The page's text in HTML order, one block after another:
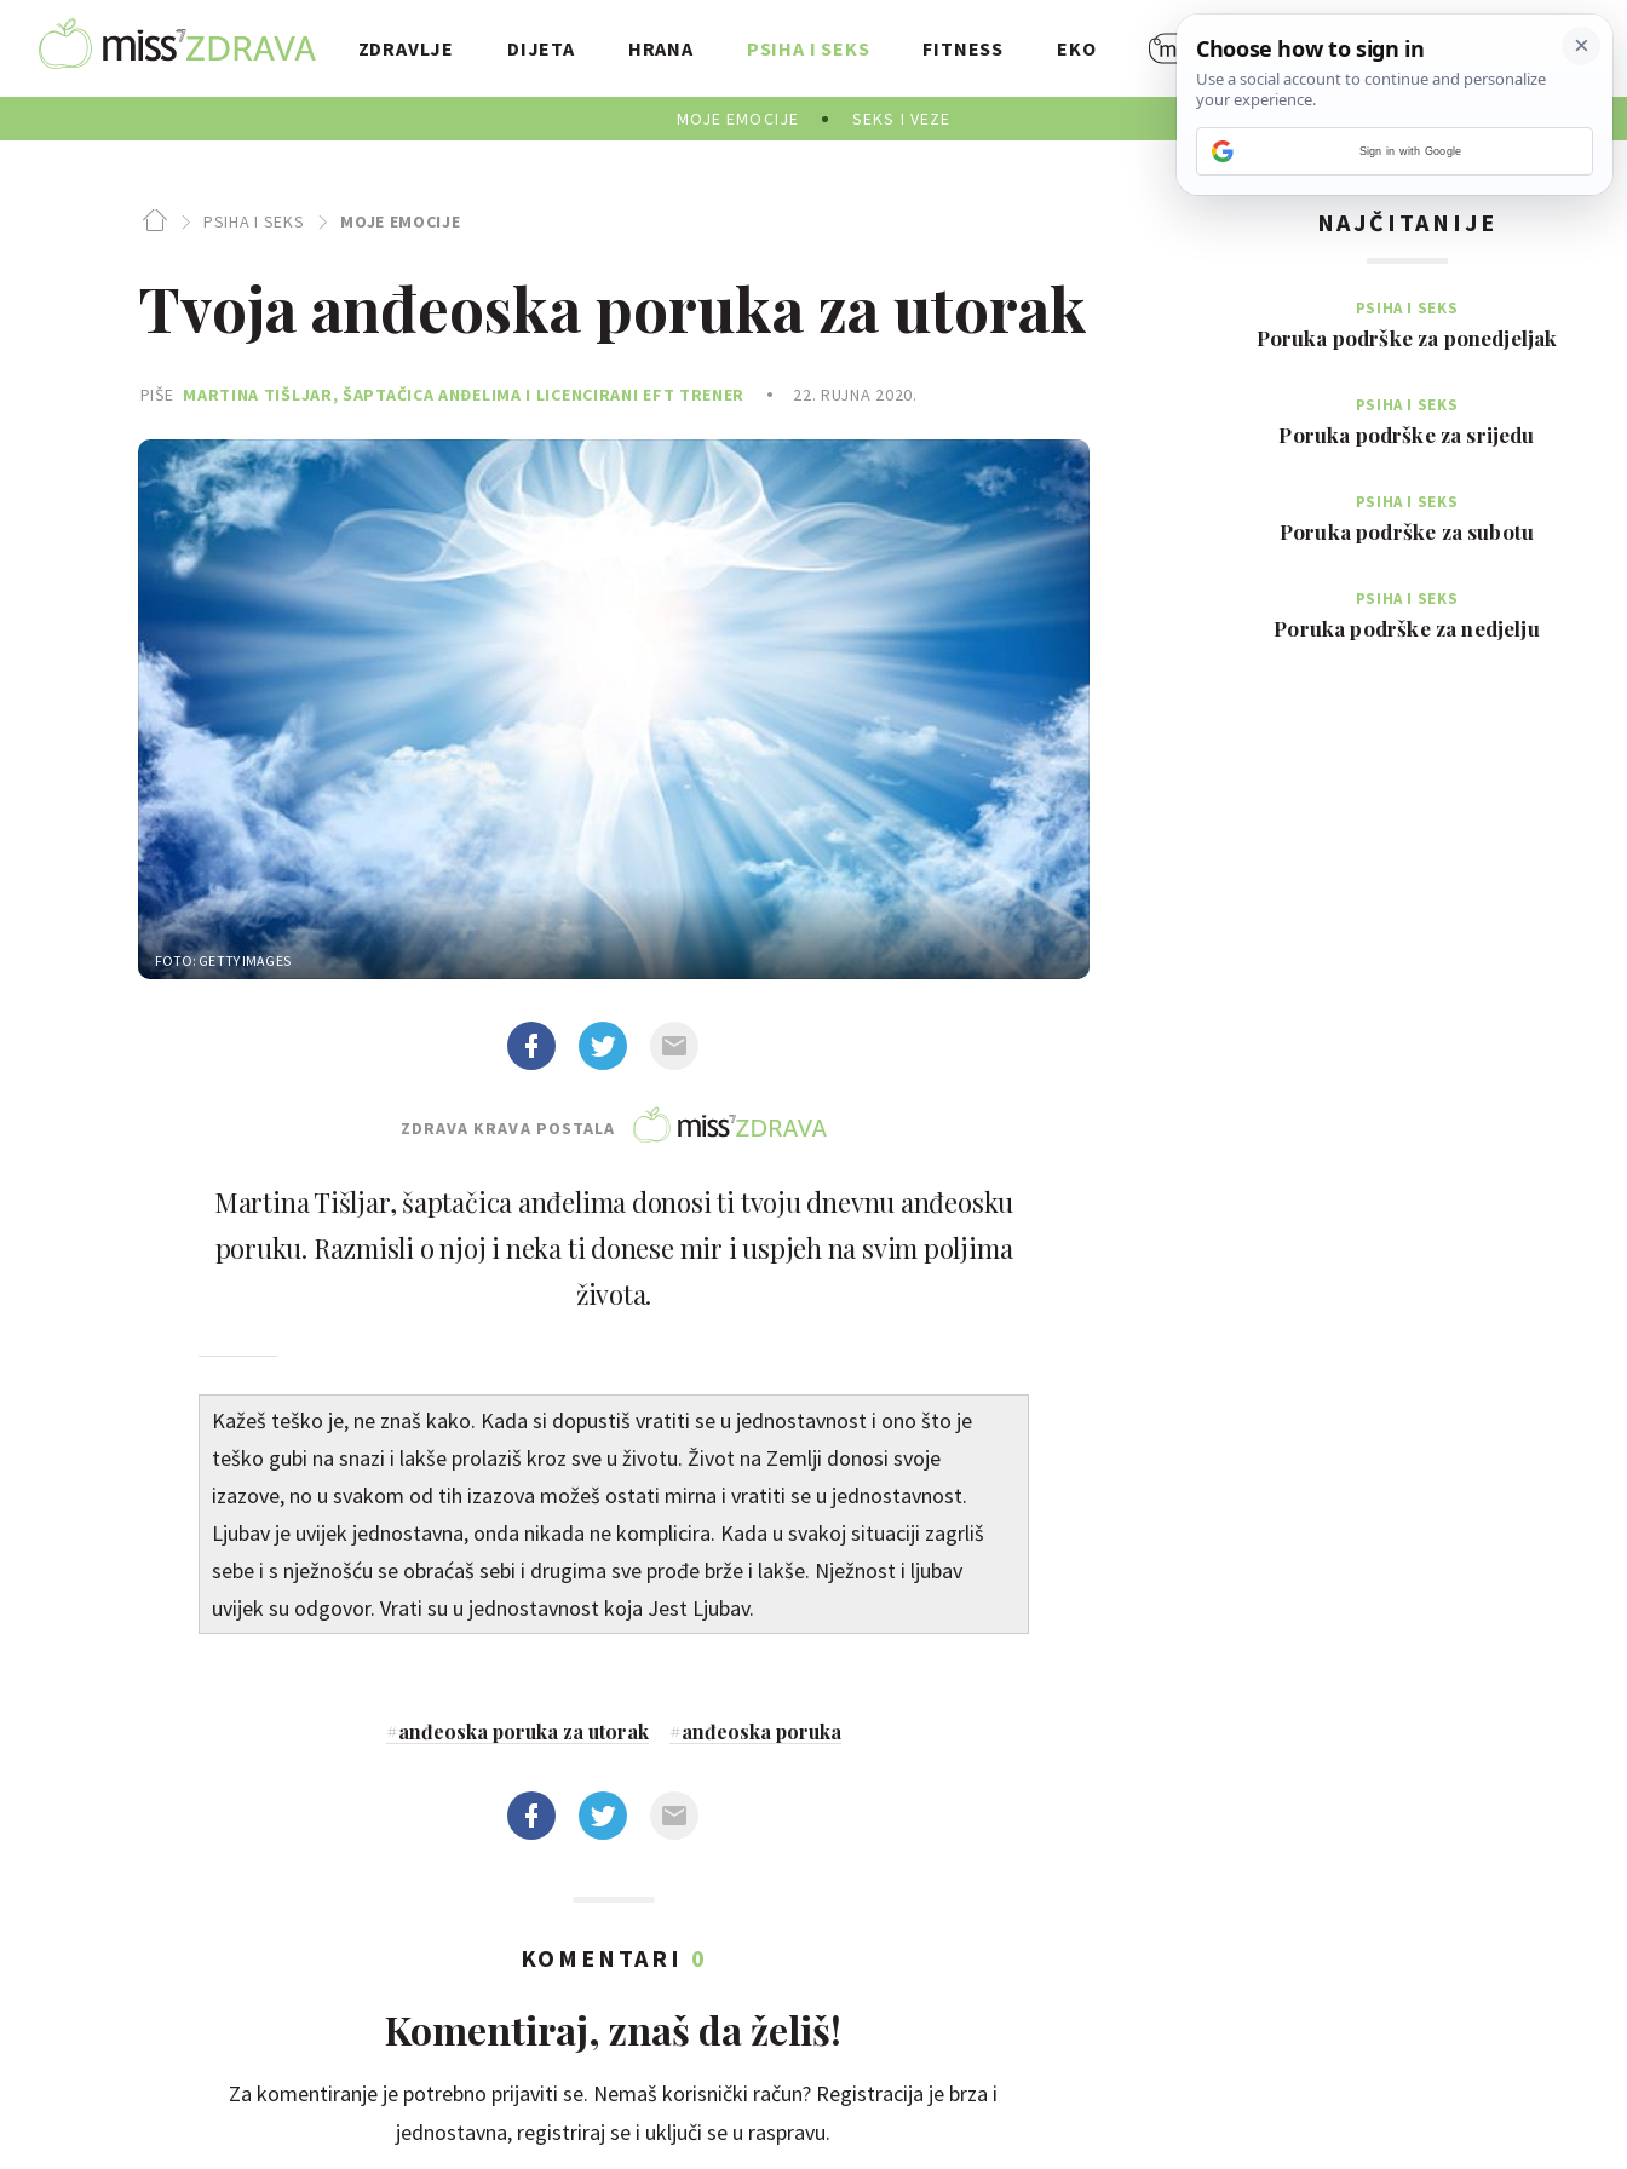
ZDRAVLJE DIJETA HRANA PSIHA I SEKS
MOJE EMOCIJE SEKS I VEZE
FITNESS EKO
PSIHA I SEKS MOJE EMOCIJE
Tvoja anđeoska poruka za utorak
PIŠE MARTINA TIŠLJAR, ŠAPTAČICA ANĐELIMA I LICENCIRANI EFT TRENER 22. RUJNA 2020.
FOTO: GETTY IMAGES
ZDRAVA KRAVA POSTALA
Martina Tišljar, šaptačica anđelima donosi ti tvoju dnevnu anđeosku
poruku. Razmisli o njoj i neka ti donese mir i uspjeh na svim poljima
života.
Kažeš teško je, ne znaš kako. Kada si dopustiš vratiti se u jednostavnost i ono što je
teško gubi na snazi i lakše prolaziš kroz sve u životu. Život na Zemlji donosi svoje
izazove, no u svakom od tih izazova možeš ostati mirna i vratiti se u jednostavnost.
Ljubav je uvijek jednostavna, onda nikada ne komplicira. Kada u svakoj situaciji zagrliš
sebe i s nježnošću se obraćaš sebi i drugima sve prođe brže i lakše. Nježnost i ljubav
uvijek su odgovor. Vrati su u jednostavnost koja Jest Ljubav.
#anđeoska poruka za utorak #anđeoska poruka
KOMENTARI 0
Komentiraj, znaš da želiš!
Za komentiranje je potrebno prijaviti se. Nemaš korisnički račun? Registracija je brza i
jednostavna, registriraj se i uključi se u raspravu.
NAJČITANIJE
PSIHA I SEKS
Poruka podrške za ponedjeljak
PSIHA I SEKS
Poruka podrške za srijedu
PSIHA I SEKS
Poruka podrške za subotu
PSIHA I SEKS
Poruka podrške za nedjelju
Sign in with Google